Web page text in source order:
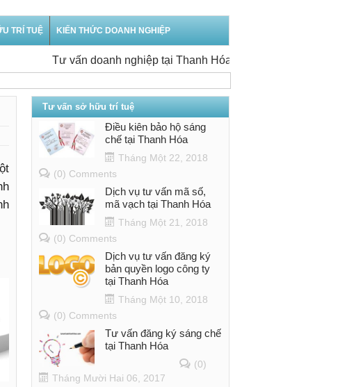
TRÍ TUỆ KIẾN THỨC DOANH NGHIỆP
Tư vấn doanh nghiệp tại Thanh Hóa-
Tư vấn sở hữu trí tuệ
Điều kiên bảo hộ sáng
chế tại Thanh Hóa
Tháng Một 22, 2018
(0) Comments
Dịch vụ tư vấn mã số,
mã vạch tại Thanh Hóa
Tháng Một 21, 2018
(0) Comments
Dịch vụ tư vấn đăng ký
bản quyền logo công ty
tại Thanh Hóa
Tháng Một 10, 2018
(0) Comments
Tư vấn đăng ký sáng chế
tại Thanh Hóa
Tháng Mười Hai 06, 2017
(0)